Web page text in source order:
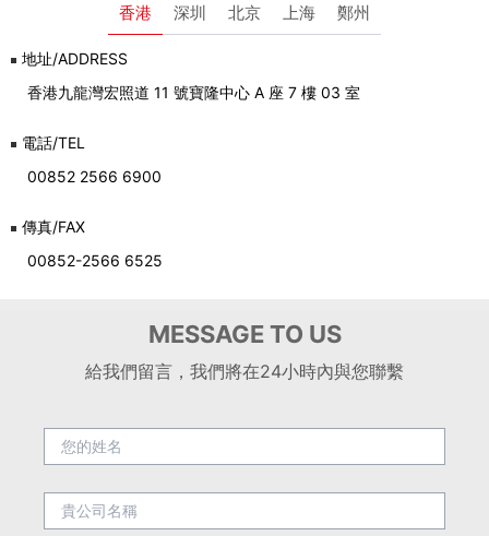
香港 深圳 北京 上海 鄭州
地址/ADDRESS
香港九龍灣宏照道 11 號寶隆中心 A 座 7 樓 03 室
電話/TEL
00852 2566 6900
傳真/FAX
00852-2566 6525
MESSAGE TO US
給我們留言，我們將在24小時內與您聯繫